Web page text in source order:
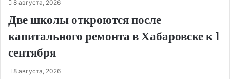
8 августа, 2026
Две школы откроются после
капитального ремонта в Хабаровске к 1
сентября
8 августа, 2026